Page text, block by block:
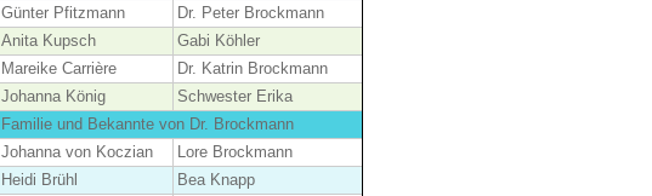
Günter Pfitzmann
Dr. Peter Brockmann
Anita Kupsch
Gabi Köhler
Mareike Carrière
Dr. Katrin Brockmann
Johanna König
Schwester Erika
Familie und Bekannte von Dr. Brockmann
Johanna von Koczian
Lore Brockmann
Heidi Brühl
Bea Knapp